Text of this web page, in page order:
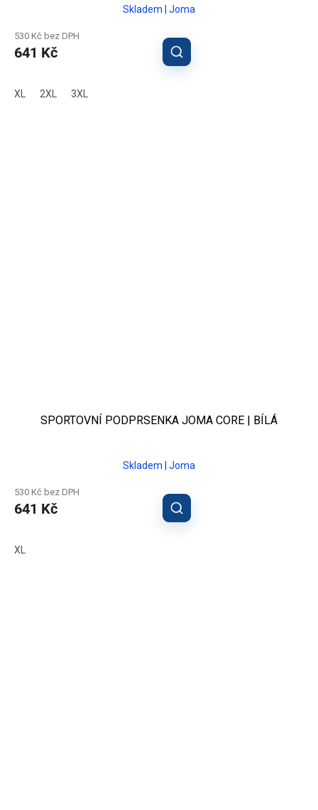
Skladem | Joma
530 Kč bez DPH
641 Kč
XL 2XL 3XL
SPORTOVNÍ PODPRSENKA JOMA CORE | BÍLÁ
Skladem | Joma
530 Kč bez DPH
641 Kč
XL